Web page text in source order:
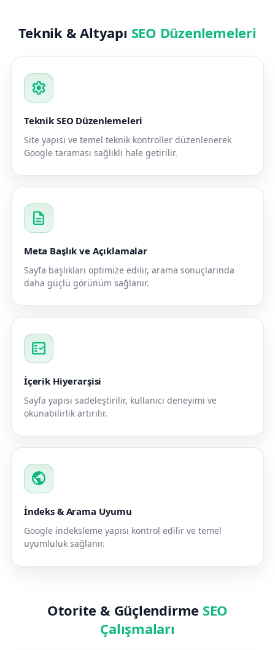
Teknik & Altyapı SEO Düzenlemeleri
settings
Teknik SEO Düzenlemeleri
Site yapısı ve temel teknik kontroller düzenlenerek
Google taraması sağlıklı hale getirilir.
description
Meta Başlık ve Açıklamalar
Sayfa başlıkları optimize edilir, arama sonuçlarında
daha güçlü görünüm sağlanır.
fact_check
İçerik Hiyerarşisi
Sayfa yapısı sadeleştirilir, kullanıcı deneyimi ve
okunabilirlik artırılır.
public
İndeks & Arama Uyumu
Google indeksleme yapısı kontrol edilir ve temel
uyumluluk sağlanır.
Otorite & Güçlendirme SEO
Çalışmaları